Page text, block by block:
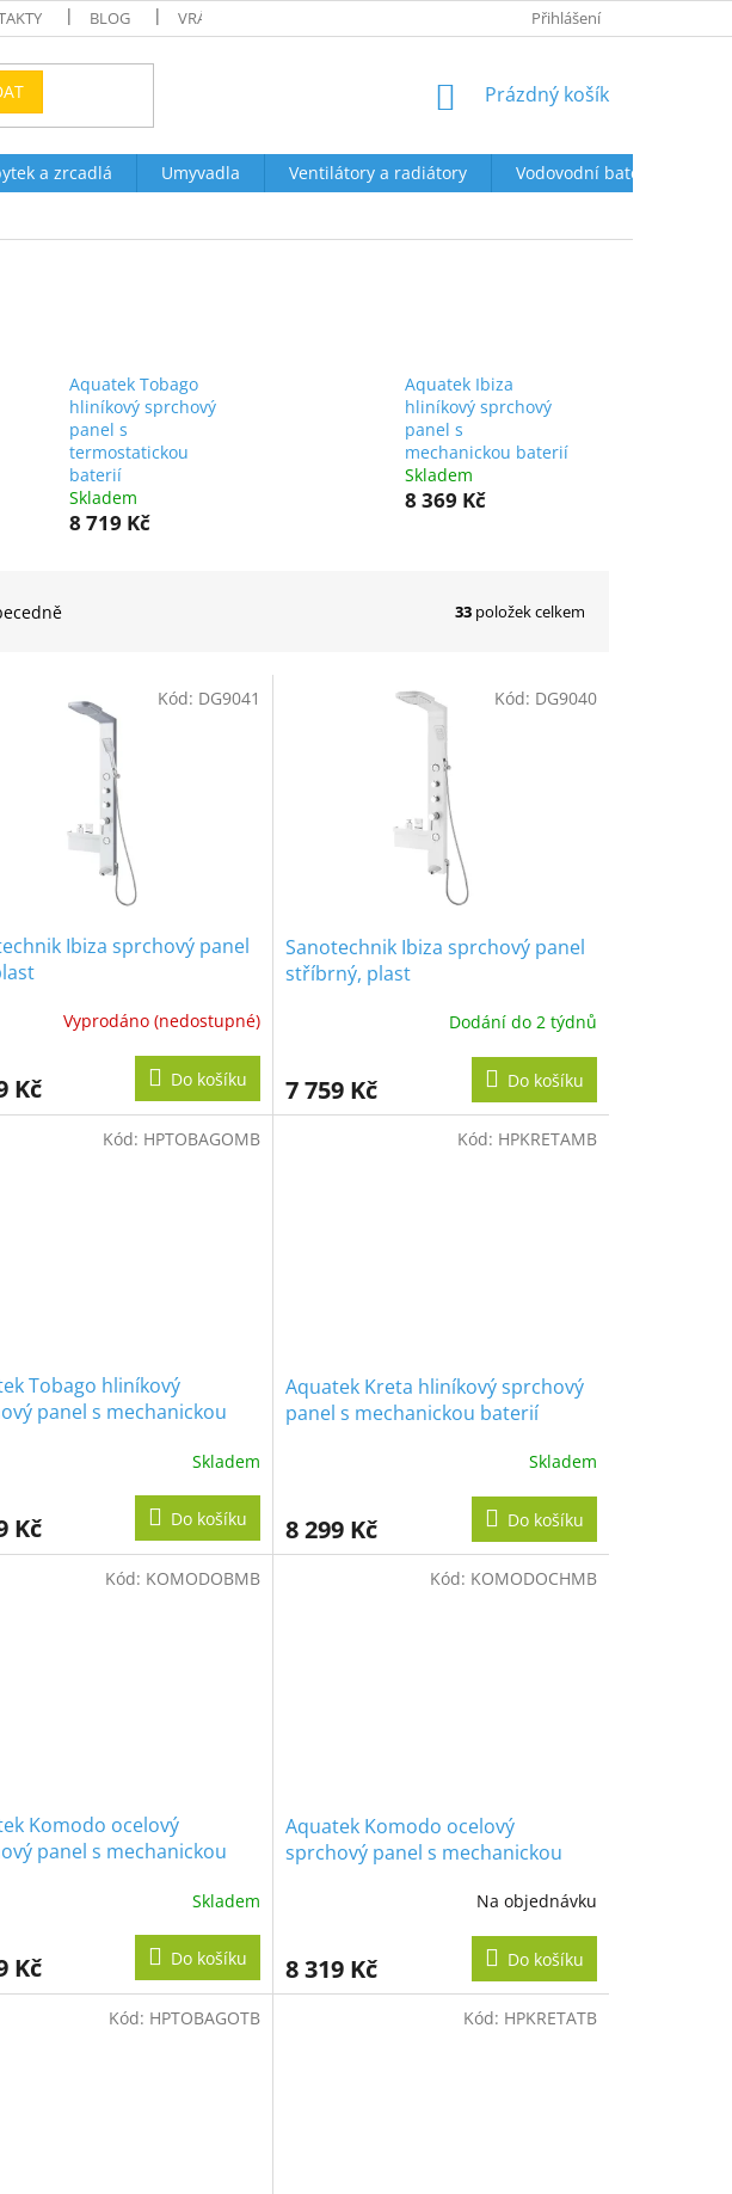
BLOG VRÁCENÍ A REKLAMACE OBCHODNÍ PODMÍNKYPřihlášení
NÁKUPNÍ
Prázdný košík
a zrcadlá Umyvadla Ventilátory a radiátory
Vodovodní baterie a
Aquatek Tobago
hliníkový sprchový
panel s
termostatickou
baterií
Skladem
8 719 Kč
Aquatek Ibiza
hliníkový sprchový
panel s
mechanickou baterií
Skladem
8 369 Kč
33 položek celkem
Ibiza sprchový panel
Vyprodáno (nedostupné)
Kč Do košíku
Kód: DG9041
Sanotechnik Ibiza sprchový panel
stříbrný, plast
Dodání do 2 týdnů
7 759 Kč Do košíku
Kód: DG9040
Tobago hliníkový
panel s mechanickou
Skladem
Kč Do košíku
Kód: HPTOBAGOMB
Aquatek Kreta hliníkový sprchový
panel s mechanickou baterií
Skladem
8 299 Kč Do košíku
Kód: HPKRETAMB
Komodo ocelový
panel s mechanickou
Skladem
Kč Do košíku
Kód: KOMODOBMB
Aquatek Komodo ocelový
sprchový panel s mechanickou
Na objednávku
8 319 Kč Do košíku
Kód: KOMODOCHMB
Kód: HPTOBAGOTB Kód: HPKRETATB